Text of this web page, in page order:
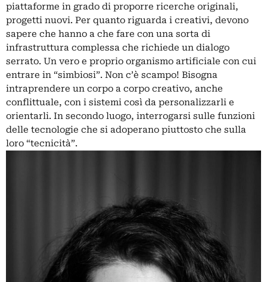
piattaforme in grado di proporre ricerche originali,
progetti nuovi. Per quanto riguarda i creativi, devono
sapere che hanno a che fare con una sorta di
infrastruttura complessa che richiede un dialogo
serrato. Un vero e proprio organismo artificiale con cui
entrare in “simbiosi”. Non c’è scampo! Bisogna
intraprendere un corpo a corpo creativo, anche
conflittuale, con i sistemi così da personalizzarli e
orientarli. In secondo luogo, interrogarsi sulle funzioni
delle tecnologie che si adoperano piuttosto che sulla
loro “tecnicità”.